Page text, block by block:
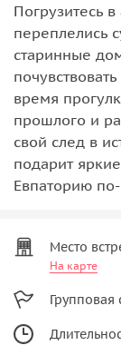
Погрузитесь
переплелись
старинные
время
прошлого и
свой след в
подарит
Евпаторию
Место
На карте